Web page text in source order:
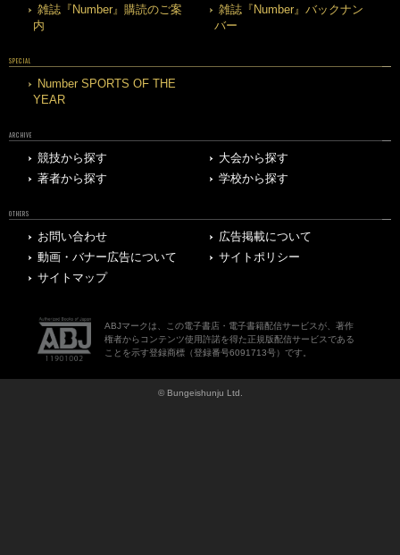
雑誌『Number』購読のご案
内
雑誌『Number』バックナン
バー
SPECIAL
Number SPORTS OF THE
YEAR
ARCHIVE
競技から探す
大会から探す
著者から探す
学校から探す
OTHERS
お問い合わせ
広告掲載について
動画・バナー広告について
サイトポリシー
サイトマップ
ABJマークは、この電子書店・電子書籍配信サービスが、著作
権者からコンテンツ使用許諾を得た正規版配信サービスである
ことを示す登録商標（登録番号6091713号）です。
© Bungeishunju Ltd.